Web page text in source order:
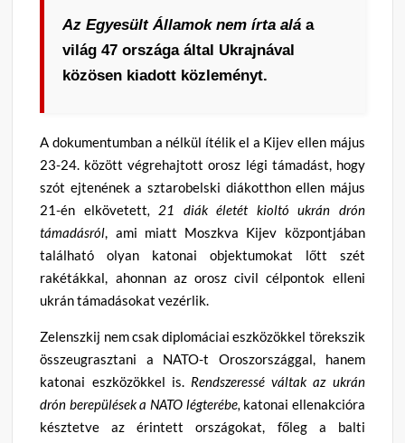
Az Egyesült Államok nem írta alá a
világ 47 országa által Ukrajnával
közösen kiadott közleményt.
A dokumentumban a nélkül ítélik el a Kijev ellen május
23-24. között végrehajtott orosz légi támadást, hogy
szót ejtenének a sztarobelski diákotthon ellen május
21-én elkövetett, 21 diák életét kioltó ukrán drón
támadásról, ami miatt Moszkva Kijev központjában
található olyan katonai objektumokat lőtt szét
rakétákkal, ahonnan az orosz civil célpontok elleni
ukrán támadásokat vezérlik.
Zelenszkij nem csak diplomáciai eszközökkel törekszik
összeugrasztani a NATO-t Oroszországgal, hanem
katonai eszközökkel is. Rendszeressé váltak az ukrán
drón berepülések a NATO légterébe, katonai ellenakcióra
késztetve az érintett országokat, főleg a balti